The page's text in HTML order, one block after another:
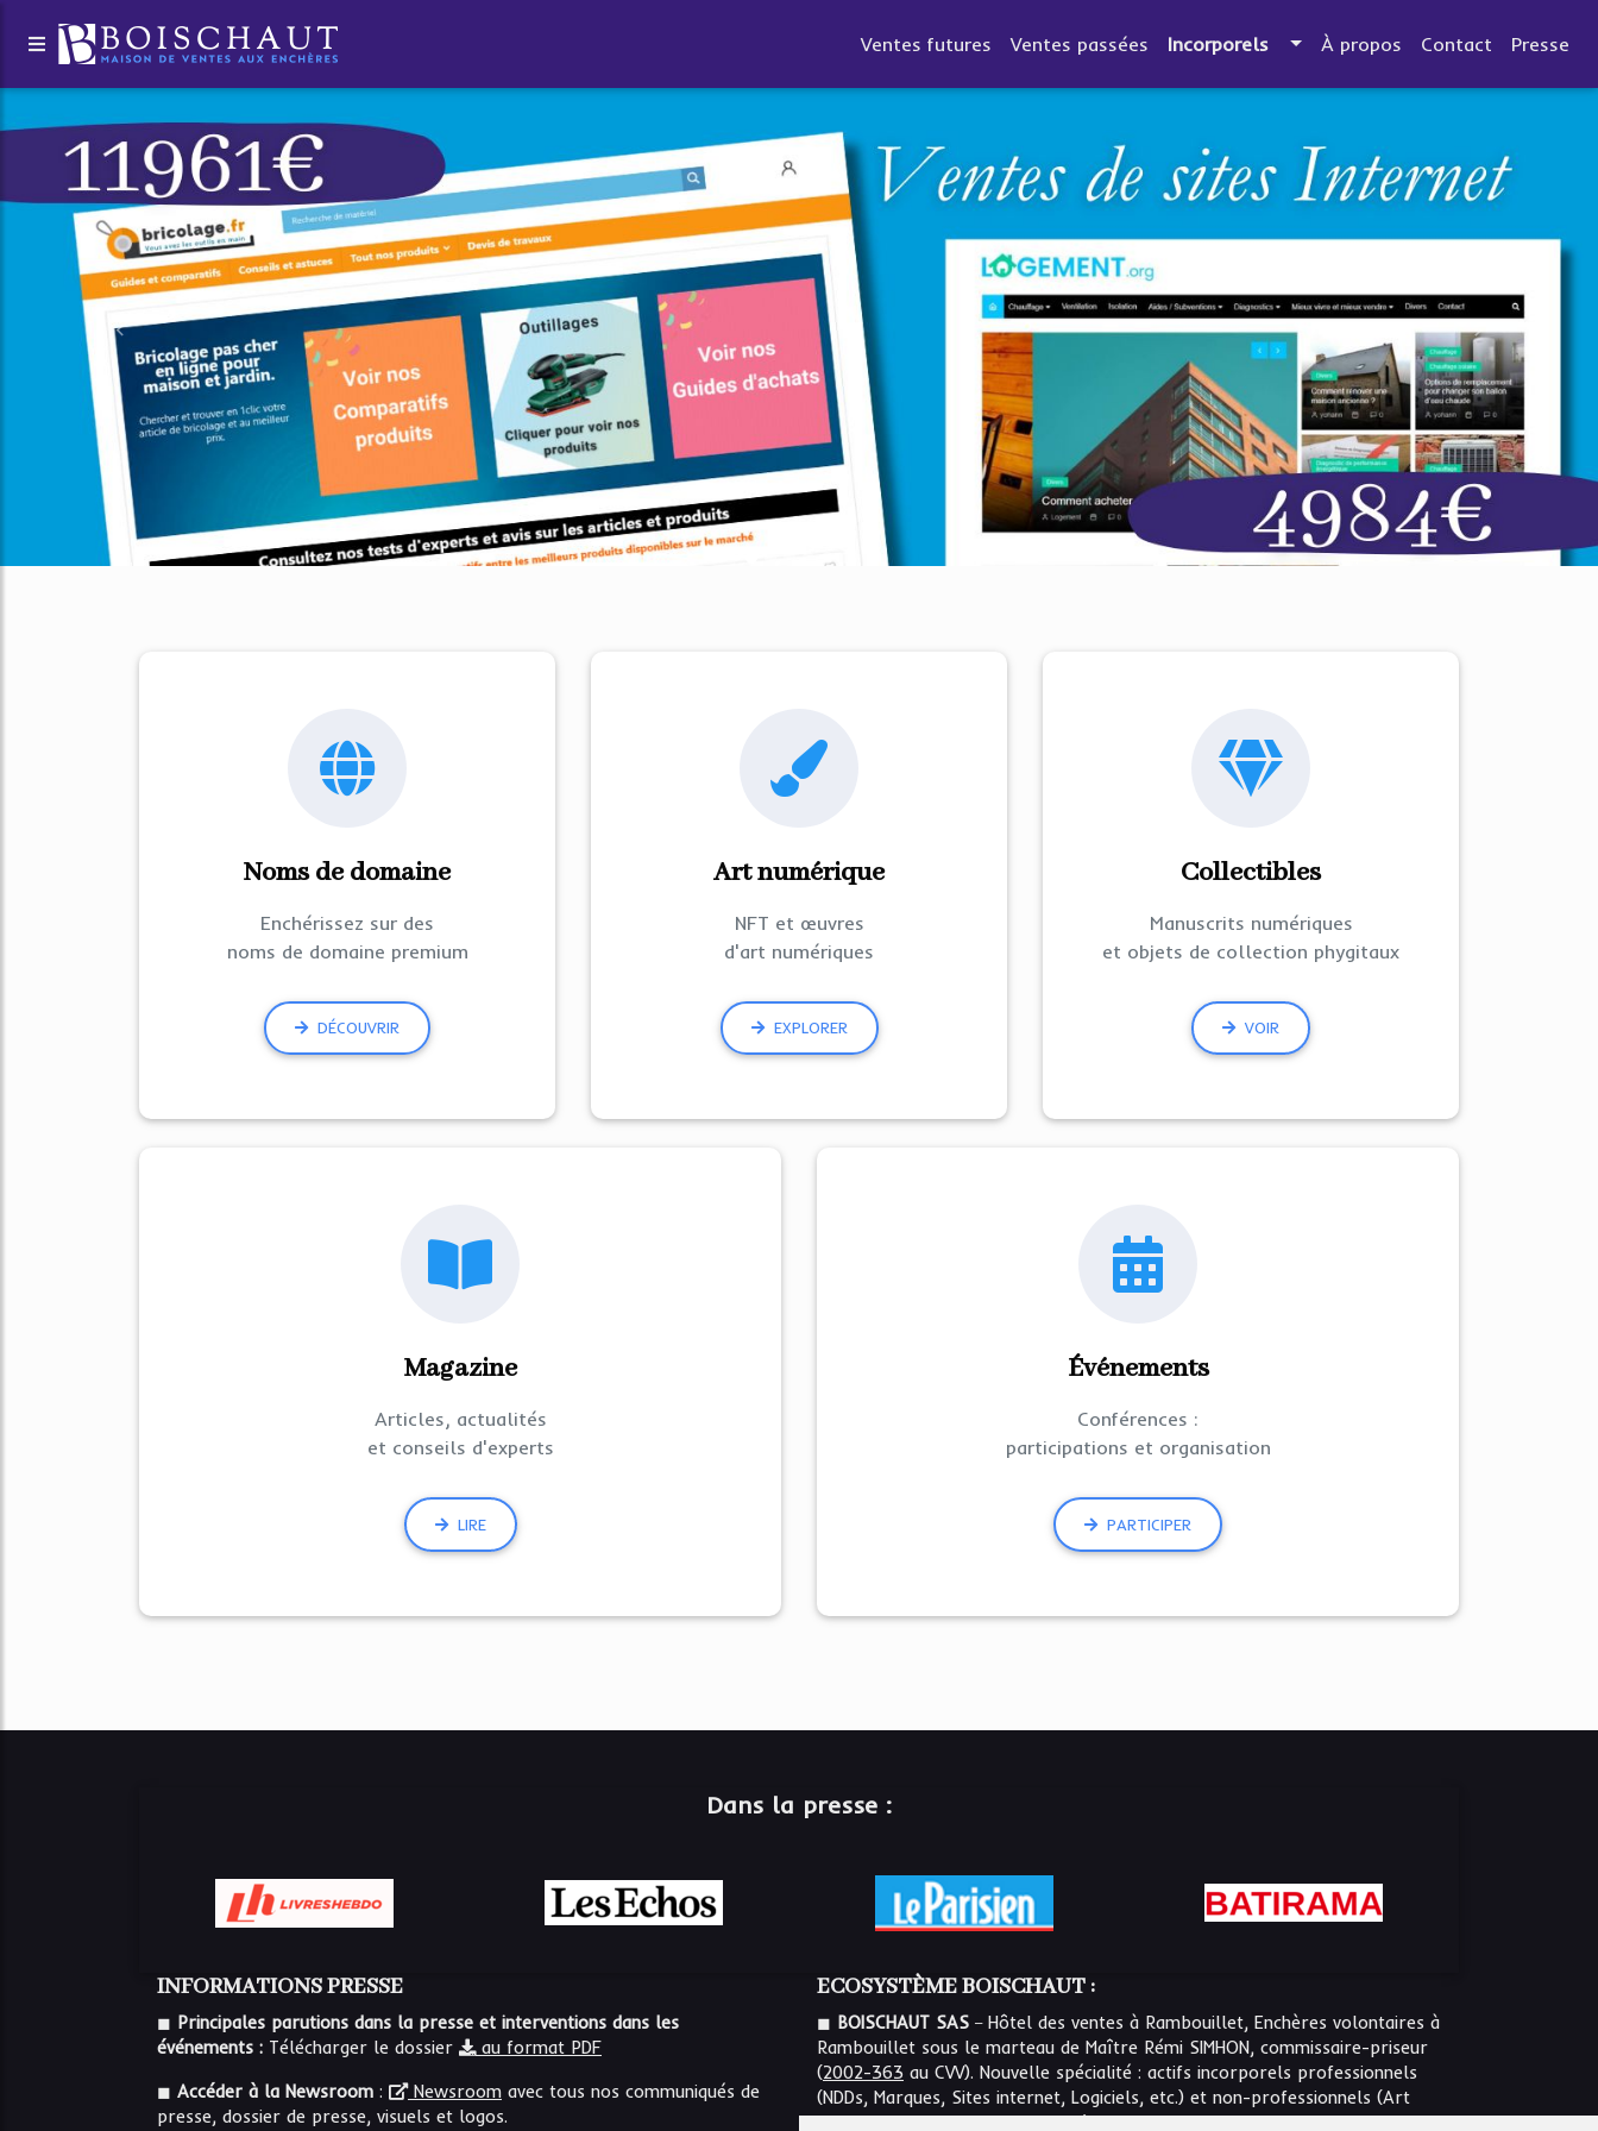
Ventes futures Ventes passées Incorporels À propos Contact Presse
Suivant Précédent
Noms de domaine
Enchérissez sur des
noms de domaine premium
DÉCOUVRIR
Art numérique
NFT et œuvres
d'art numériques
EXPLORER
Collectibles
Manuscrits numériques
et objets de collection phygitaux
VOIR
Magazine
Articles, actualités
et conseils d'experts
LIRE
Événements
Conférences :
participations et organisation
PARTICIPER
Dans la presse :
INFORMATIONS PRESSE
◼ Principales parutions dans la presse et interventions dans les
événements : Télécharger le dossier au format PDF
◼ Accéder à la Newsroom : Newsroom avec tous nos communiqués de
presse, dossier de presse, visuels et logos.
ECOSYSTÈME BOISCHAUT :
◼ BOISCHAUT SAS
Hôtel des ventes à Rambouillet, Enchères volontaires à
Rambouillet sous le marteau de Maître Rémi SIMHON, commissaire-priseur
(2002-363 au CVV). Nouvelle spécialité : actifs incorporels professionnels
(NDDs, Marques, Sites internet, Logiciels, etc.) et non-professionnels (Art
digital NFT, collectibles NFT, etc.)